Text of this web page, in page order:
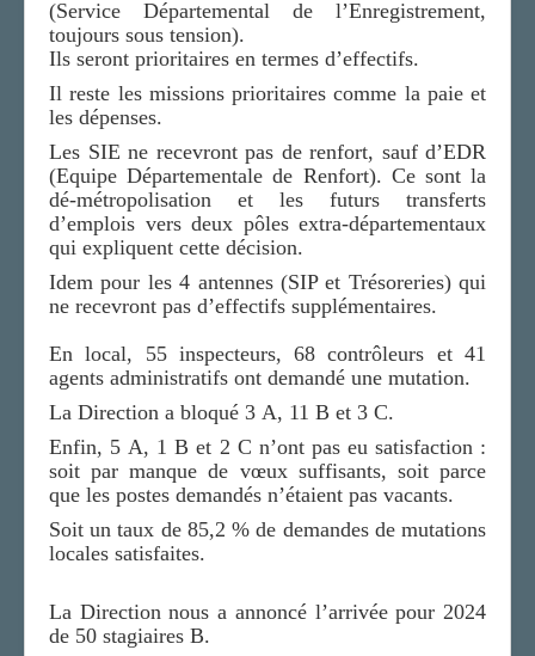
(Service Départemental de l’Enregistrement,
toujours sous tension).
Ils seront prioritaires en termes d’effectifs.
Il reste les missions prioritaires comme la paie et
les dépenses.
Les SIE ne recevront pas de renfort, sauf d’EDR
(Equipe Départementale de Renfort). Ce sont la
dé-métropolisation et les futurs transferts
d’emplois vers deux pôles extra-départementaux
qui expliquent cette décision.
Idem pour les 4 antennes (SIP et Trésoreries) qui
ne recevront pas d’effectifs supplémentaires.
En local, 55 inspecteurs, 68 contrôleurs et 41
agents administratifs ont demandé une mutation.
La Direction a bloqué 3 A, 11 B et 3 C.
Enfin, 5 A, 1 B et 2 C n’ont pas eu satisfaction :
soit par manque de vœux suffisants, soit parce
que les postes demandés n’étaient pas vacants.
Soit un taux de 85,2 % de demandes de mutations
locales satisfaites.
La Direction nous a annoncé l’arrivée pour 2024
de 50 stagiaires B.